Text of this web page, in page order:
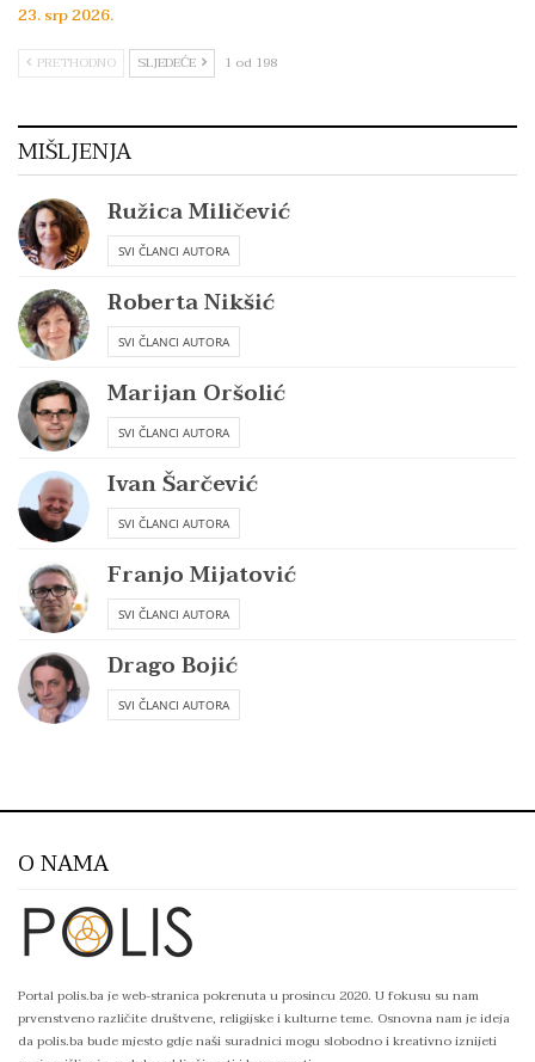
23. srp 2026.
PRETHODNO SLJEDEĆE 1 od 198
MIŠLJENJA
Ružica Miličević
SVI ČLANCI AUTORA
Roberta Nikšić
SVI ČLANCI AUTORA
Marijan Oršolić
SVI ČLANCI AUTORA
Ivan Šarčević
SVI ČLANCI AUTORA
Franjo Mijatović
SVI ČLANCI AUTORA
Drago Bojić
SVI ČLANCI AUTORA
O NAMA
Portal polis.ba je web-stranica pokrenuta u prosincu 2020. U fokusu su nam
prvenstveno različite društvene, religijske i kulturne teme. Osnovna nam je ideja
da polis.ba bude mjesto gdje naši suradnici mogu slobodno i kreativno iznijeti